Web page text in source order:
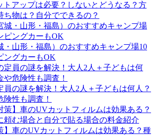
トアップは必要？しないとどうなる？方
ち物は？自分でできるの？
・山形・福島）のおすすめキャンプ場10
ングカーもOK
員の謎を解決！大人2人＋子どもは何人？
性も調査！
】車のUVカットフィルムは効果ある？種